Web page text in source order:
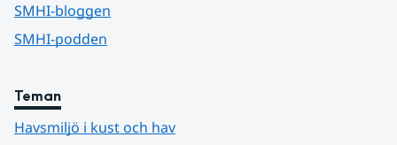
SMHI-bloggen
SMHI-podden
Teman
Havsmiljö i kust och hav